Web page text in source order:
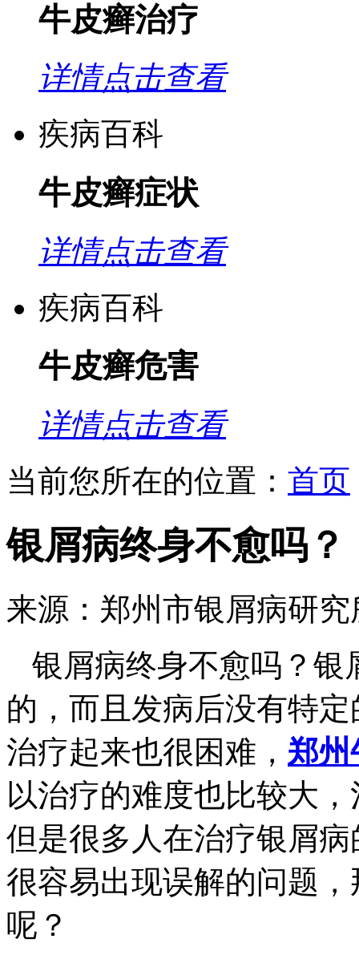
牛皮癣治疗
详情点击查看
疾病百科
牛皮癣症状
详情点击查看
疾病百科
牛皮癣危害
详情点击查看
当前您所在的位置： 首页
银屑病终身不愈吗？
来源：郑州市银屑病研
银屑病终身不愈吗？银
的，而且发病后没有特
治疗起来也很困难， 郑州
以治疗的难度也比较大
但是很多人在治疗银屑
很容易出现误解的问题
呢？